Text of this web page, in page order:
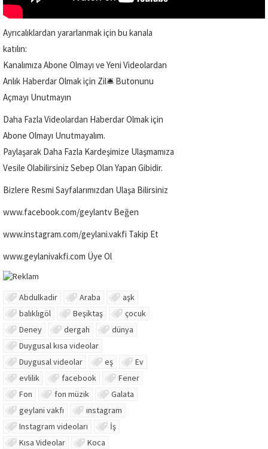
Ayrıcalıklardan yararlanmak için bu kanala
katılın:
Kanalımıza Abone Olmayı ve Yeni Videolardan
Anlık Haberdar Olmak için Zil🛎️ Butonunu
Açmayı Unutmayın
Daha Fazla Videolardan Haberdar Olmak için
Abone Olmayı Unutmayalım.
Paylaşarak Daha Fazla Kardeşimize Ulaşmamıza
Vesile Olabilirsiniz Sebep Olan Yapan Gibidir.
Bizlere Resmi Sayfalarımızdan Ulaşa Bilirsiniz
www.facebook.com/geylantv Beğen
www.instagram.com/geylani.vakfi Takip Et
www.geylanivakfi.com Üye Ol
Abdulkadir Araba
aşk
balıklıgöl
Beşiktaş
çocuk
Deney
dergah
dünya
Duygusal kısa videolar
Duygusal videolar
eş
Ev
evlilik
facebook
Fener
Fon
fon müzik
Galata
geylani vakfı
ınstagram
Instagram videoları
İş
Kısa Videolar
Koca